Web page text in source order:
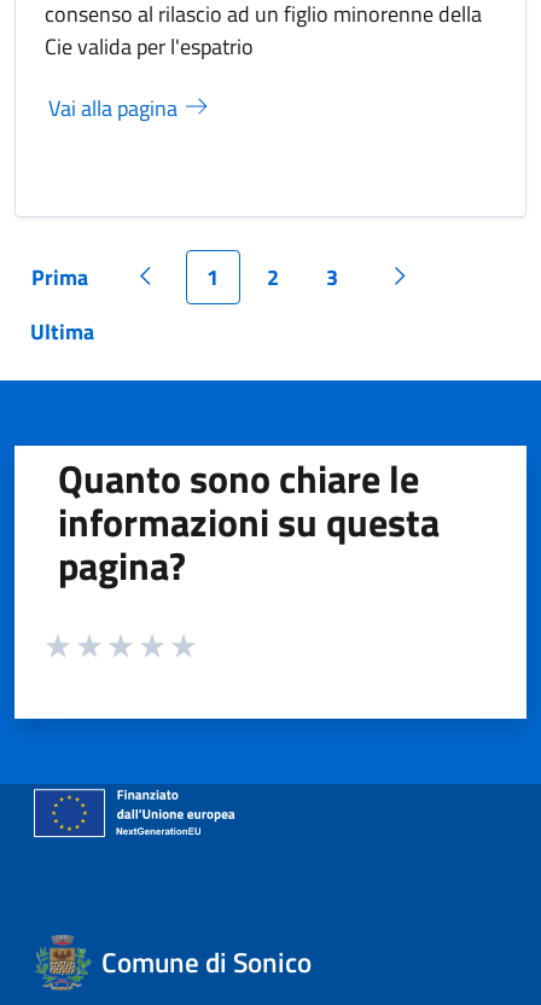
consenso al rilascio ad un figlio minorenne della
Cie valida per l'espatrio
Vai alla pagina
Pagina
Prima Pagina precedente
Pagina
1 Pagina
2 Pagina
3
Pagina
Pagina
Ultima
Quanto sono chiare le
informazioni su questa
pagina?
Valuta da 1 a 5 stelle la pagina
Comune di Sonico